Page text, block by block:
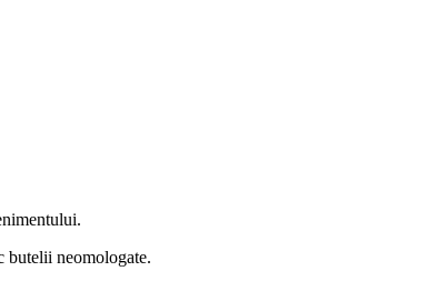
butelii neomologate.